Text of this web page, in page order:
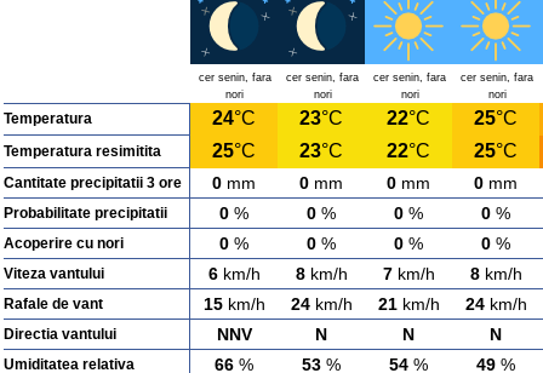
cer senin, fara
nori
cer senin, fara
nori
cer senin, fara
nori
cer senin, fara
nori
Temperatura 24°C 23°C 22°C 25°C
Temperatura resimitita 25°C 23°C 22°C 25°C
Cantitate precipitatii 3 ore 0 mm 0 mm 0 mm 0 mm
Probabilitate precipitatii 0 % 0 % 0 % 0 %
Acoperire cu nori 0 % 0 % 0 % 0 %
Viteza vantului 6km/h 8km/h 7km/h 8km/h
Rafale de vant 15km/h 24km/h 21km/h 24km/h
Directia vantului NNV N N N
Umiditatea relativa 66 % 53 % 54 % 49 %